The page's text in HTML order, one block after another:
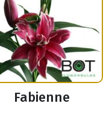
Fabienne